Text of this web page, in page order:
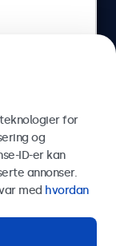
for
og
ID-er kan
annonser.
med hvordan